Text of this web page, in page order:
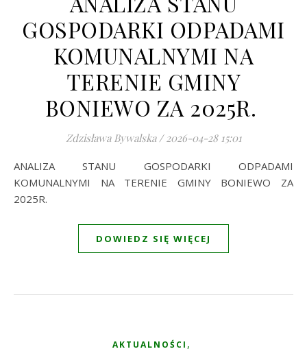
GOSPODARKI ODPADAMI
KOMUNALNYMI NA
TERENIE GMINY
BONIEWO ZA 2025R.
Zdzisława Bywalska / 2026-04-28 15:01
ANALIZA STANU GOSPODARKI ODPADAMI
KOMUNALNYMI NA TERENIE GMINY BONIEWO ZA
2025R.
DOWIEDZ SIĘ WIĘCEJ
AKTUALNOŚCI ,